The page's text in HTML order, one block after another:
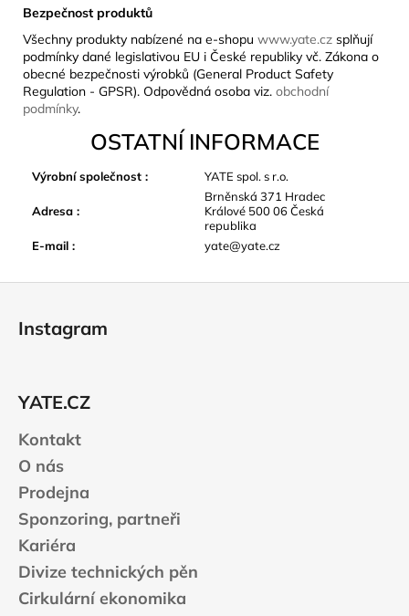
Bezpečnost produktů
Všechny produkty nabízené na e-shopu www.yate.cz splňují
podmínky dané legislativou EU i České republiky vč. Zákona o
obecné bezpečnosti výrobků (General Product Safety
Regulation - GPSR). Odpovědná osoba viz. obchodní
podmínky.
OSTATNÍ INFORMACE
Výrobní společnost : YATE spol. s r.o.
Adresa :
Brněnská 371 Hradec
Králové 500 06 Česká
republika
E-mail : yate@yate.cz
Instagram
YATE.CZ
Kontakt
O nás
Prodejna
Sponzoring, partneři
Kariéra
Divize technických pěn
Cirkulární ekonomika